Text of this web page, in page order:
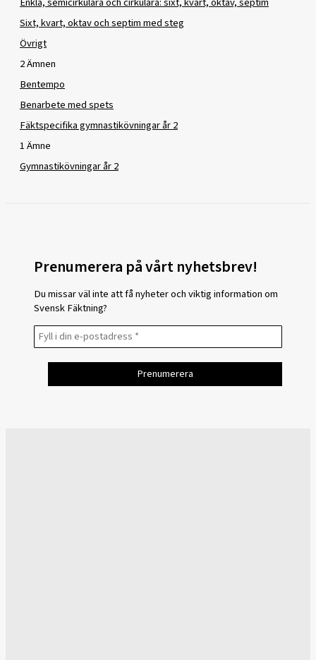
Sixt, kvart, oktav och septim med steg
Övrigt
2 Ämnen
Bentempo
Benarbete med spets
Fäktspecifika gymnastikövningar år 2
1 Ämne
Gymnastikövningar år 2
Prenumerera på vårt nyhetsbrev!
Du missar väl inte att få nyheter och viktig information om
Svensk Fäktning?